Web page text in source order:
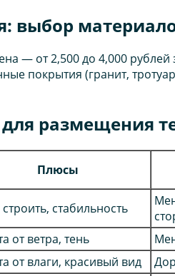
выбор
— от 2,500 до 4,000
покрытия (гранит,
размещения
Плюсы
стабильность
от ветра, тень
от влаги, красивый вид